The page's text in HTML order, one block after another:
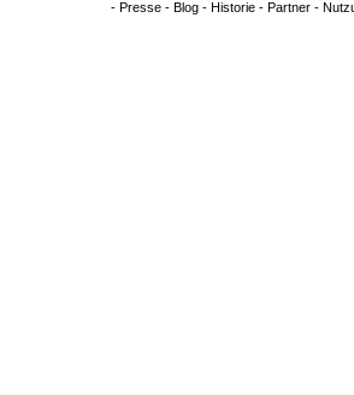
- Presse- Blog- Historie- Partner-